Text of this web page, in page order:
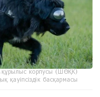
корпусы (ШӨҚК)
қауіпсіздік басқармасы